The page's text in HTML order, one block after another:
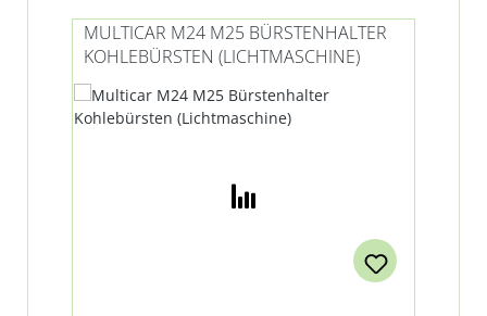
MULTICAR M24 M25 BÜRSTENHALTER
KOHLEBÜRSTEN (LICHTMASCHINE)